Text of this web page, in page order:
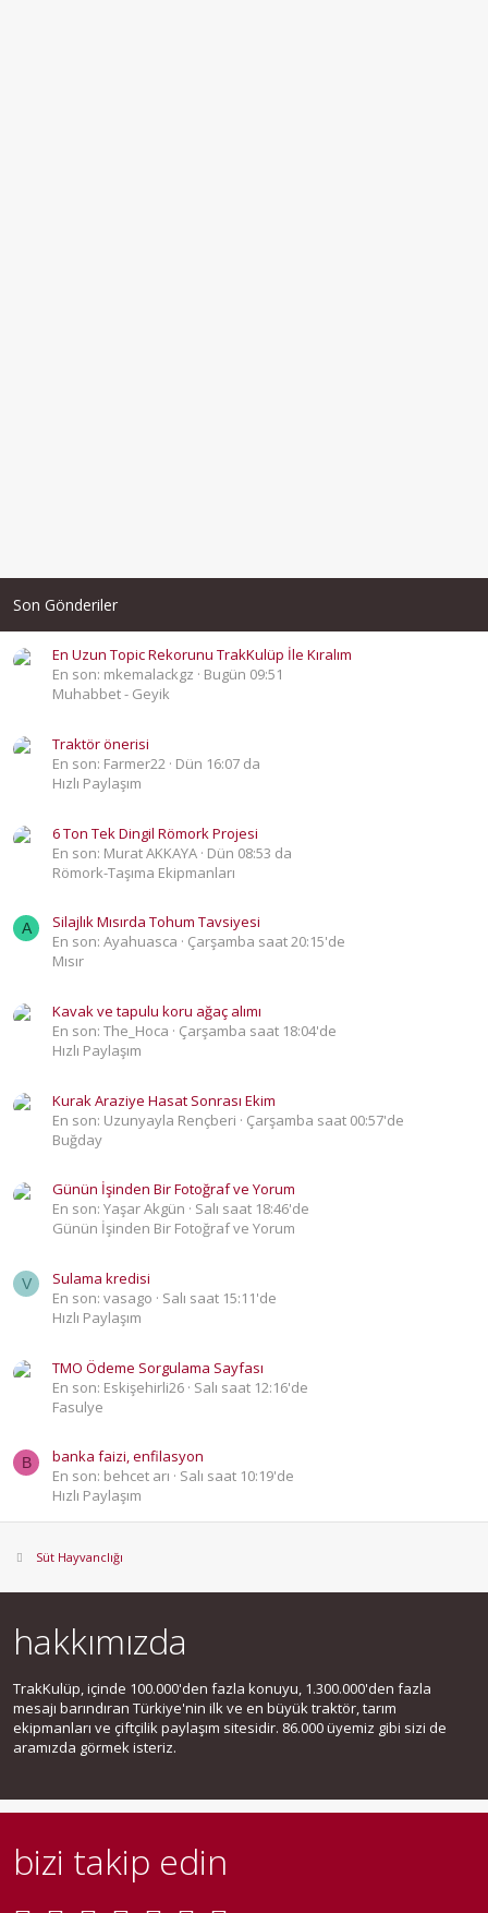
Son Gönderiler
En Uzun Topic Rekorunu TrakKulüp İle Kıralım
En son: mkemalackgz
Bugün 09:51
Muhabbet - Geyik
Traktör önerisi
En son: Farmer22 Dün 16:07 da
Hızlı Paylaşım
6 Ton Tek Dingil Römork Projesi
En son: Murat AKKAYA Dün 08:53 da
Römork-Taşıma Ekipmanları
A
Silajlık Mısırda Tohum Tavsiyesi
En son: Ayahuasca
Çarşamba saat 20:15'de
Mısır
Kavak ve tapulu koru ağaç alımı
En son: The_Hoca
Çarşamba saat 18:04'de
Hızlı Paylaşım
Kurak Araziye Hasat Sonrası Ekim
En son: Uzunyayla Rençberi
Çarşamba saat 00:57'de
Buğday
Günün İşinden Bir Fotoğraf ve Yorum
En son: Yaşar Akgün
Salı saat 18:46'de
Günün İşinden Bir Fotoğraf ve Yorum
V
Sulama kredisi
En son: vasago
Salı saat 15:11'de
Hızlı Paylaşım
TMO Ödeme Sorgulama Sayfası
En son: Eskişehirli26 Salı saat 12:16'de
Fasulye
B
banka faizi, enfilasyon
En son: behcet arı
Salı saat 10:19'de
Hızlı Paylaşım
Süt Hayvanclığı
hakkımızda
TrakKulüp, içinde 100.000'den fazla konuyu, 1.300.000'den fazla
mesajı barındıran Türkiye'nin ilk ve en büyük traktör, tarım
ekipmanları ve çiftçilik paylaşım sitesidir. 86.000 üyemiz gibi sizi de
aramızda görmek isteriz.
bizi takip edin